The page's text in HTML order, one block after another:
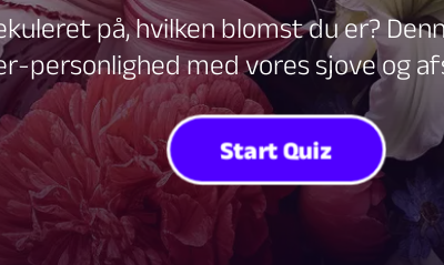
på, hvilken blomst du er?
personlighed med vores sjove og
Start Quiz